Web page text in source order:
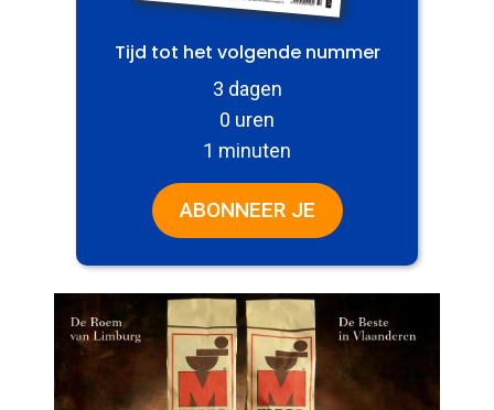
Tijd tot het volgende nummer
3 dagen
0 uren
1 minuten
ABONNEER JE